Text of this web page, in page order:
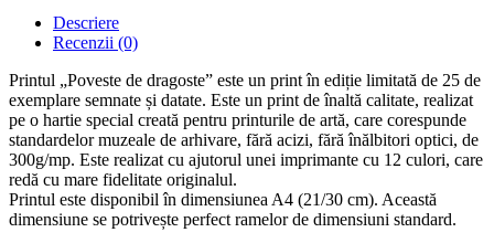
Descriere
Recenzii (0)
Printul „Poveste de dragoste” este un print în ediție limitată de 25 de
exemplare semnate și datate. Este un print de înaltă calitate, realizat
pe o hartie special creată pentru printurile de artă, care corespunde
standardelor muzeale de arhivare, fără acizi, fără înălbitori optici, de
300g/mp. Este realizat cu ajutorul unei imprimante cu 12 culori, care
redă cu mare fidelitate originalul.
Printul este disponibil în dimensiunea A4 (21/30 cm). Această
dimensiune se potrivește perfect ramelor de dimensiuni standard.